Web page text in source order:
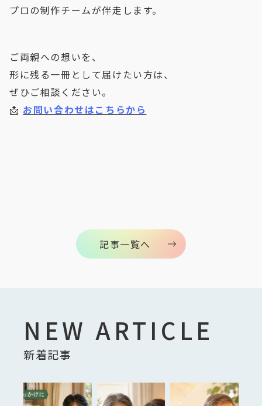
プロの制作チームが伴走します。
ご両親への想いを、
形に残る一冊として届けたい方は、
ぜひご相談ください。
📩 お問い合わせはこちらから
記事一覧へ
NEW ARTICLE
新着記事